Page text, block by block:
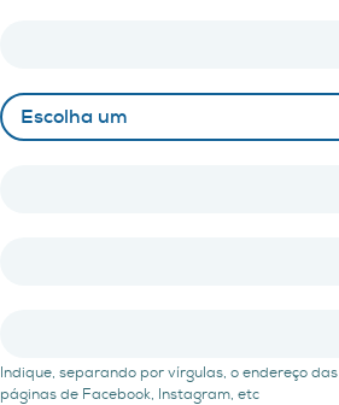
Indique, separando por vírgulas, o endereço das
páginas de Facebook, Instagram, etc